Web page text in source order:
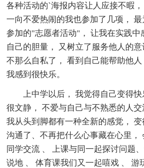
各种活动的`海报内容让人应接不暇，
一向不爱热闹的我也参加了几项，
参加的"志愿者活动"， 让我在实践中
自己的胆量， 又树立了服务他人的
不那么自私了， 看到自己能帮助他
我感到很快乐。
上中学以后， 我觉得自己变得快
很文静， 不爱与自己与不熟悉的人
我从头到脚都有一种全新的感觉， 变
沟通了、不再把什么心事藏在心里，
同学交流 、 上课与同一起探讨问题
说地 、 体育课我们又一起嘻戏 、 游